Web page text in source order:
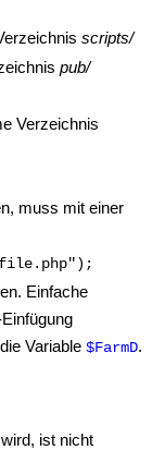
scripts/
pub/
Verzeichnis
muss mit einer
Einfache
Variable $FarmD.
ist nicht